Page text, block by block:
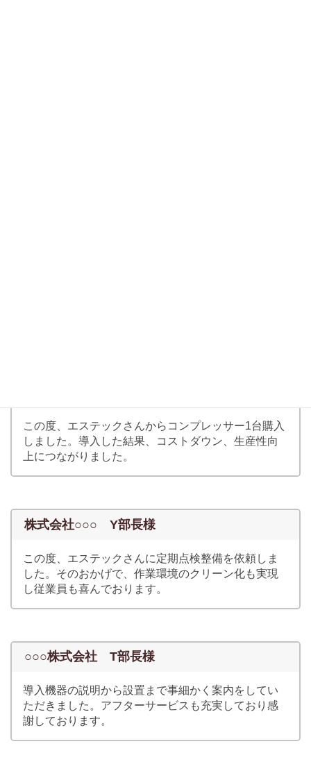
この度、エステックさんからコンプレッサー1台購入
しました。導入した結果、コストダウン、生産性向
上につながりました。
株式会社○○○ Y部長様
この度、エステックさんに定期点検整備を依頼しま
した。そのおかげで、作業環境のクリーン化も実現
し従業員も喜んでおります。
○○○株式会社 T部長様
導入機器の説明から設置まで事細かく案内をしてい
ただきました。アフターサービスも充実しており感
謝しております。